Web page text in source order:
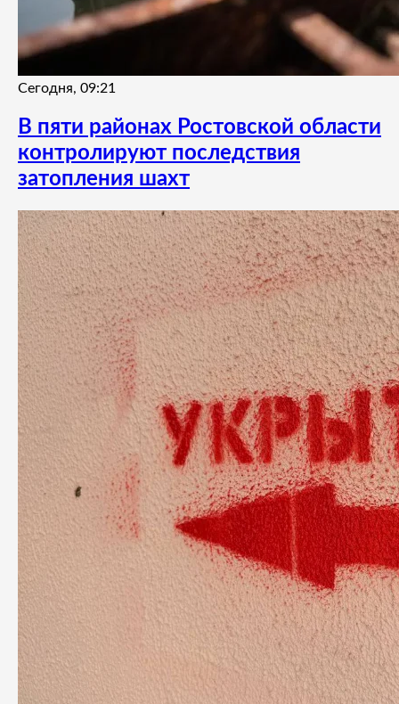
Сегодня, 09:21
В пяти районах Ростовской области
контролируют последствия
затопления шахт